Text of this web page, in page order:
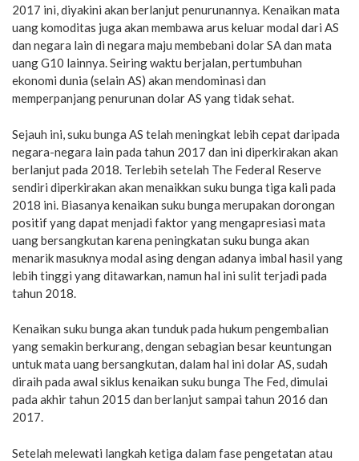
2017 ini, diyakini akan berlanjut penurunannya. Kenaikan mata
uang komoditas juga akan membawa arus keluar modal dari AS
dan negara lain di negara maju membebani dolar SA dan mata
uang G10 lainnya. Seiring waktu berjalan, pertumbuhan
ekonomi dunia (selain AS) akan mendominasi dan
memperpanjang penurunan dolar AS yang tidak sehat.
Sejauh ini, suku bunga AS telah meningkat lebih cepat daripada
negara-negara lain pada tahun 2017 dan ini diperkirakan akan
berlanjut pada 2018. Terlebih setelah The Federal Reserve
sendiri diperkirakan akan menaikkan suku bunga tiga kali pada
2018 ini. Biasanya kenaikan suku bunga merupakan dorongan
positif yang dapat menjadi faktor yang mengapresiasi mata
uang bersangkutan karena peningkatan suku bunga akan
menarik masuknya modal asing dengan adanya imbal hasil yang
lebih tinggi yang ditawarkan, namun hal ini sulit terjadi pada
tahun 2018.
Kenaikan suku bunga akan tunduk pada hukum pengembalian
yang semakin berkurang, dengan sebagian besar keuntungan
untuk mata uang bersangkutan, dalam hal ini dolar AS, sudah
diraih pada awal siklus kenaikan suku bunga The Fed, dimulai
pada akhir tahun 2015 dan berlanjut sampai tahun 2016 dan
2017.
Setelah melewati langkah ketiga dalam fase pengetatan atau